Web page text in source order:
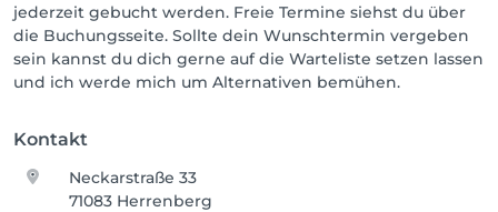
jederzeit gebucht werden. Freie Termine siehst du über
die Buchungsseite. Sollte dein Wunschtermin vergeben
sein kannst du dich gerne auf die Warteliste setzen lassen
und ich werde mich um Alternativen bemühen.
Kontakt
Neckarstraße 33
71083 Herrenberg